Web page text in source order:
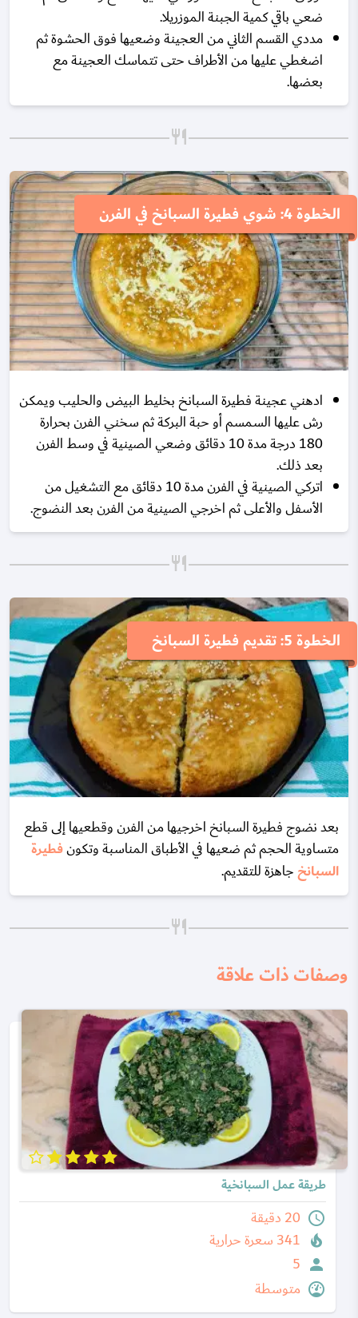
ضعي باقي كمية الجبنة الموزريلا.
مددي القسم الثاني من العجينة وضعيها فوق الحشوة ثم
اضغطي عليها من الأطراف حتى تتماسك العجينة مع
بعضها.
الخطوة 4: شوي فطيرة السبانخ في الفرن
ادهني عجينة فطيرة السبانخ بخليط البيض والحليب ويمكن
رش عليها السمسم أو حبة البركة ثم سخني الفرن بحرارة
180 درجة مدة 10 دقائق وضعي الصينية في وسط الفرن
بعد ذلك.
اتركي الصينية في الفرن مدة 10 دقائق مع التشغيل من
الأسفل والأعلى ثم اخرجي الصينية من الفرن بعد النضوج.
الخطوة 5: تقديم فطيرة السبانخ
بعد نضوج فطيرة السبانخ اخرجيها من الفرن وقطعيها إلى قطع
متساوية الحجم ثم ضعيها في الأطباق المناسبة وتكونفطيرة
السبانخجاهزة للتقديم.
وصفات ذات علاقة
طريقة عمل السبانخية
20 دقيقة
341 سعرة حرارية
5
متوسطة